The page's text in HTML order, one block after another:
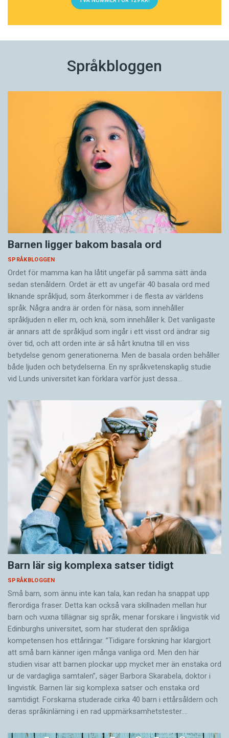
Språkbloggen
Barnen ligger bakom basala ord
SPRÅKBLOGGEN
Ordet för mamma kan ha låtit ungefär på samma sätt ända
sedan stenåldern. Ordet är ett av ungefär 40 basala ord med
liknande språkljud, som återkommer i de flesta av världens
språk. Några andra är orden för näsa, som innehåller
språkljuden n eller m, och knä, som innehåller k. Det vanligaste
är annars att de språkljud som ingår i ett visst ord ändrar sig
över tid, och att orden inte är så hårt knutna till en viss
betydelse genom generationerna. Men de basala orden behåller
både ljuden och betydelserna. En ny språkvetenskaplig studie
vid Lunds universitet kan förklara varför just dessa…
Barn lär sig komplexa satser tidigt
SPRÅKBLOGGEN
Små barn, som ännu inte kan tala, kan redan ha snappat upp
flerordiga fraser. Detta kan också vara skillnaden mellan hur
barn och vuxna tillägnar sig språk, menar forskare i lingvistik vid
Edinburghs universitet, som har studerat den språkliga
kompetensen hos ettåringar. ”Tidigare forskning har klargjort
att små barn känner igen många vanliga ord. Men den här
studien visar att barnen plockar upp mycket mer än enstaka ord
ur de vardagliga samtalen”, säger Barbora Skarabela, doktor i
lingvistik. Barnen lär sig komplexa satser och enstaka ord
samtidigt. Forskarna studerade cirka 40 barn i ettårsåldern och
deras språkinlärning i en rad uppmärksamhetstester.…